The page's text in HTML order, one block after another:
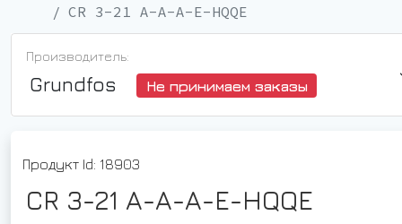
CR 3-21 A-A-A-E-HQQE
Производитель:
Grundfos Не принимаем заказы
Продукт Id: 18903
CR 3-21 A-A-A-E-HQQE